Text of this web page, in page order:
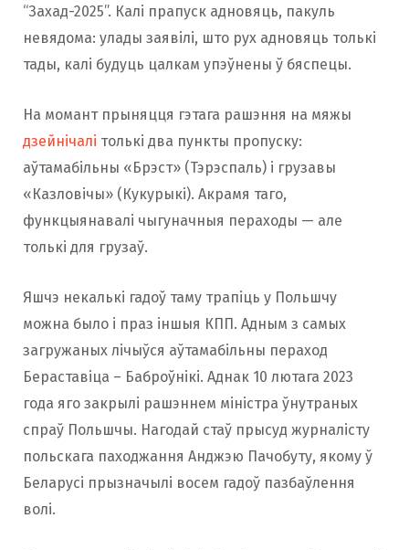
“Захад-2025”. Калі прапуск адновяць, пакуль
невядома: улады заявілі, што рух адновяць толькі
тады, калі будуць цалкам упэўнены ў бяспецы.
На момант прыняцця гэтага рашэння на мяжы
дзейнічалі толькі два пункты пропуску:
аўтамабільны «Брэст» (Тэрэспаль) і грузавы
«Казловічы» (Кукурыкі). Акрамя таго,
функцыянавалі чыгуначныя пераходы — але
толькі для грузаў.
Яшчэ некалькі гадоў таму трапіць у Польшчу
можна было і праз іншыя КПП. Адным з самых
загружаных лічыўся аўтамабільны пераход
Бераставіца – Баброўнікі. Аднак 10 лютага 2023
года яго закрылі рашэннем міністра ўнутраных
спраў Польшчы. Нагодай стаў прысуд журналісту
польскага паходжання Анджэю Пачобуту, якому ў
Беларусі прызначылі восем гадоў пазбаўлення
волі.